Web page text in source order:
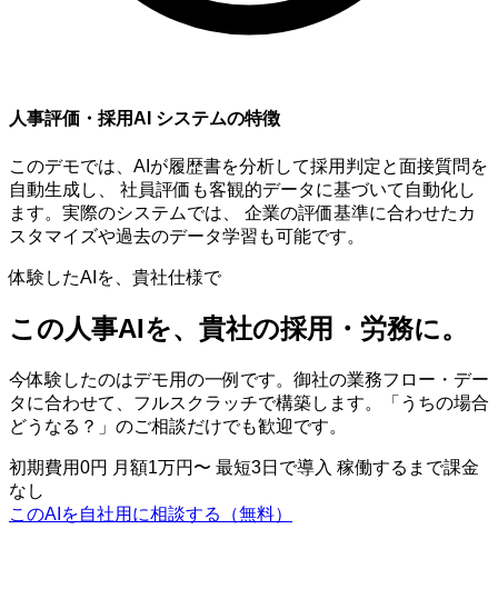
人事評価・採用AI システムの特徴
このデモでは、AIが履歴書を分析して採用判定と面接質問を
自動生成し、 社員評価も客観的データに基づいて自動化し
ます。実際のシステムでは、 企業の評価基準に合わせたカ
スタマイズや過去のデータ学習も可能です。
体験したAIを、貴社仕様で
この人事AIを、貴社の採用・労務に。
今体験したのはデモ用の一例です。御社の業務フロー・デー
タに合わせて、フルスクラッチで構築します。「うちの場合
どうなる？」のご相談だけでも歓迎です。
初期費用0円 月額1万円〜 最短3日で導入 稼働するまで課金
なし
このAIを自社用に相談する（無料）